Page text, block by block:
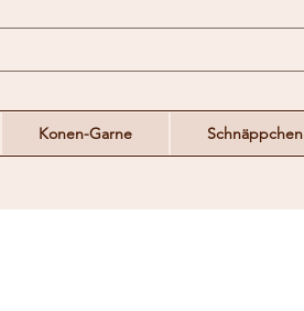
Konen-Garne Schnäppchen